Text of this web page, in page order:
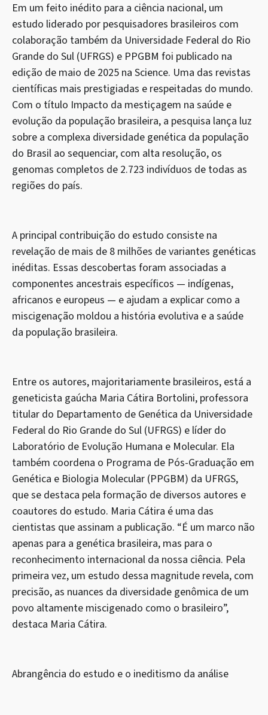
Em um feito inédito para a ciência nacional, um
estudo liderado por pesquisadores brasileiros com
colaboração também da Universidade Federal do Rio
Grande do Sul (UFRGS) e PPGBM foi publicado na
edição de maio de 2025 na Science. Uma das revistas
científicas mais prestigiadas e respeitadas do mundo.
Com o título Impacto da mestiçagem na saúde e
evolução da população brasileira, a pesquisa lança luz
sobre a complexa diversidade genética da população
do Brasil ao sequenciar, com alta resolução, os
genomas completos de 2.723 indivíduos de todas as
regiões do país.
A principal contribuição do estudo consiste na
revelação de mais de 8 milhões de variantes genéticas
inéditas. Essas descobertas foram associadas a
componentes ancestrais específicos — indígenas,
africanos e europeus — e ajudam a explicar como a
miscigenação moldou a história evolutiva e a saúde
da população brasileira.
Entre os autores, majoritariamente brasileiros, está a
geneticista gaúcha Maria Cátira Bortolini, professora
titular do Departamento de Genética da Universidade
Federal do Rio Grande do Sul (UFRGS) e líder do
Laboratório de Evolução Humana e Molecular. Ela
também coordena o Programa de Pós-Graduação em
Genética e Biologia Molecular (PPGBM) da UFRGS,
que se destaca pela formação de diversos autores e
coautores do estudo. Maria Cátira é uma das
cientistas que assinam a publicação. “É um marco não
apenas para a genética brasileira, mas para o
reconhecimento internacional da nossa ciência. Pela
primeira vez, um estudo dessa magnitude revela, com
precisão, as nuances da diversidade genômica de um
povo altamente miscigenado como o brasileiro”,
destaca Maria Cátira.
Abrangência do estudo e o ineditismo da análise